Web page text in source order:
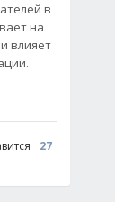
в
на
влияет
27